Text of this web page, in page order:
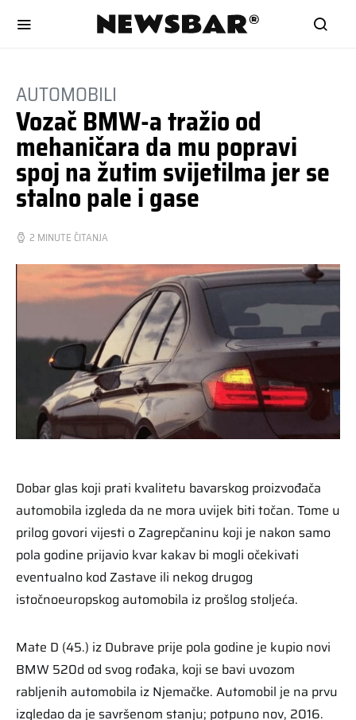
AUTOMOBILI
Vozač BMW-a tražio od
mehaničara da mu popravi
spoj na žutim svijetilma jer se
stalno pale i gase
2 MINUTE ČITANJA
Dobar glas koji prati kvalitetu bavarskog proizvođača
automobila izgleda da ne mora uvijek biti točan. Tome u
prilog govori vijesti o Zagrepčaninu koji je nakon samo
pola godine prijavio kvar kakav bi mogli očekivati
eventualno kod Zastave ili nekog drugog
istočnoeuropskog automobila iz prošlog stoljeća.
Mate D (45.) iz Dubrave prije pola godine je kupio novi
BMW 520d od svog rođaka, koji se bavi uvozom
rabljenih automobila iz Njemačke. Automobil je na prvu
izgledao da je savršenom stanju; potpuno nov, 2016.